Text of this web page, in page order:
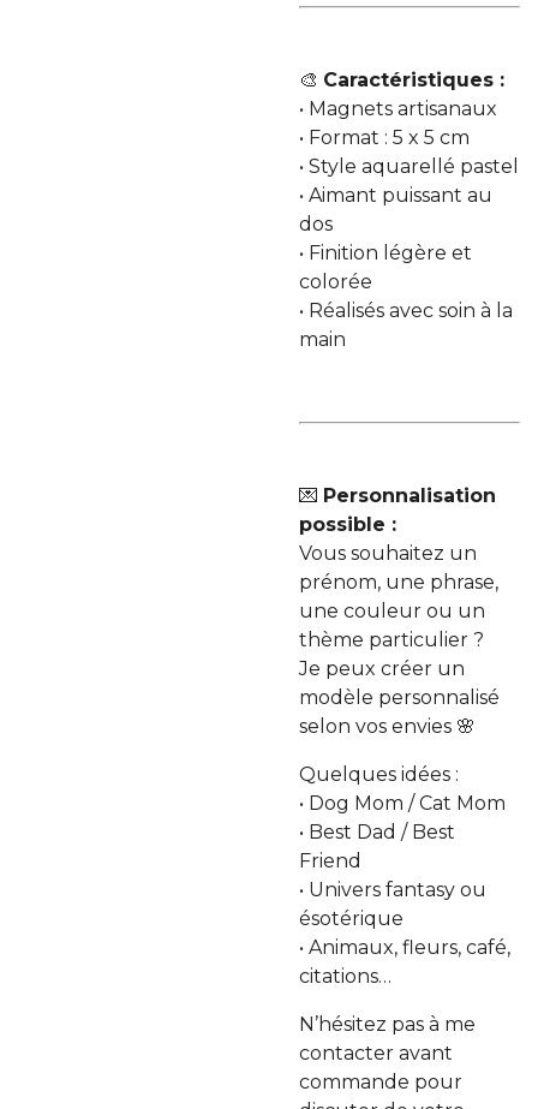
🎨 Caractéristiques :
• Magnets artisanaux
• Format : 5 x 5 cm
• Style aquarellé pastel
• Aimant puissant au
dos
• Finition légère et
colorée
• Réalisés avec soin à la
main
💌 Personnalisation
possible :
Vous souhaitez un
prénom, une phrase,
une couleur ou un
thème particulier ?
Je peux créer un
modèle personnalisé
selon vos envies 🌸
Quelques idées :
• Dog Mom / Cat Mom
• Best Dad / Best
Friend
• Univers fantasy ou
ésotérique
• Animaux, fleurs, café,
citations…
N’hésitez pas à me
contacter avant
commande pour